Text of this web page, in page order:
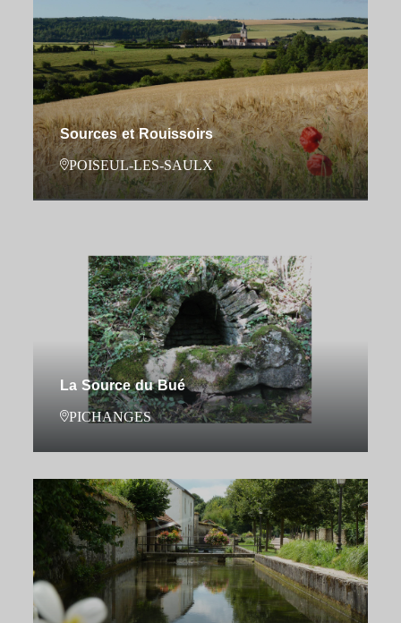
Sources et Rouissoirs
POISEUL-LES-SAULX
La Source du Bué
PICHANGES